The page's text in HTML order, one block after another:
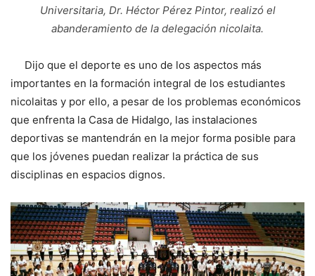
Universitaria, Dr. Héctor Pérez Pintor, realizó el
abanderamiento de la delegación nicolaita.
Dijo que el deporte es uno de los aspectos más
importantes en la formación integral de los estudiantes
nicolaitas y por ello, a pesar de los problemas económicos
que enfrenta la Casa de Hidalgo, las instalaciones
deportivas se mantendrán en la mejor forma posible para
que los jóvenes puedan realizar la práctica de sus
disciplinas en espacios dignos.